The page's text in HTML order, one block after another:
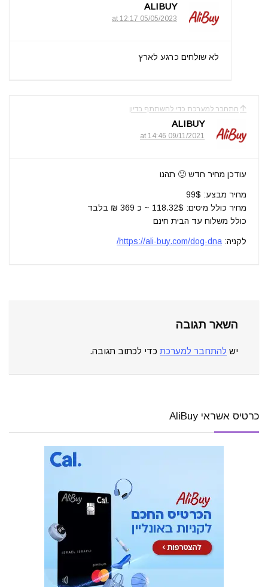
ALIBUY
05/05/2023 at 12:17
לא שולחים כרגע לארץ
התחבר למערכת כדי להשתתף בדיון
ALIBUY
09/11/2021 at 14:46
עודכן מחיר חדש 🙂 תהנו
מחיר מבצע: 99$
מחיר כולל מיסים: 118.32$ ~ כ 369 ₪ בלבד
כולל משלוח עד הבית חינם
לקניה: https://ali-buy.com/dog-dna/
השאר תגובה
יש להתחבר למערכת כדי לכתוב תגובה.
כרטיס אשראי AliBuy